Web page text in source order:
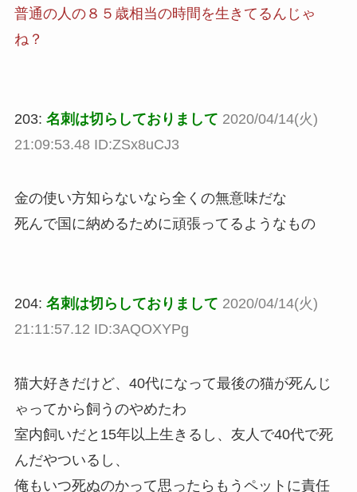
普通の人の８５歳相当の時間を生きてるんじゃ
ね？
203: 名刺は切らしておりまして 2020/04/14(火)
21:09:53.48 ID:ZSx8uCJ3
金の使い方知らないなら全くの無意味だな
死んで国に納めるために頑張ってるようなもの
204: 名刺は切らしておりまして 2020/04/14(火)
21:11:57.12 ID:3AQOXYPg
猫大好きだけど、40代になって最後の猫が死んじ
ゃってから飼うのやめたわ
室内飼いだと15年以上生きるし、友人で40代で死
んだやついるし、
俺もいつ死ぬのかって思ったらもうペットに責任